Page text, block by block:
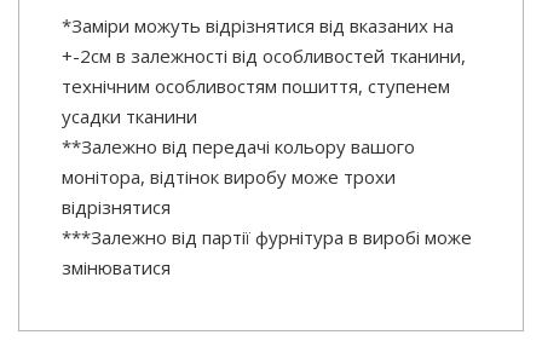
*Заміри можуть відрізнятися від вказаних на
+-2см в залежності від особливостей тканини,
технічним особливостям пошиття, ступенем
усадки тканини
**Залежно від передачі кольору вашого
монітора, відтінок виробу може трохи
відрізнятися
***Залежно від партії фурнітура в виробі може
змінюватися